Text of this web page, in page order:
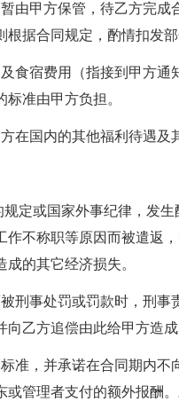
由甲方保管，待乙方完成
据合同规定，酌情扣发部
食宿费用（指接到甲方通
准由甲方负担。
在国内的其他福利待遇及
定或国家外事纪律，发
不称职等原因而被遣返
的其它经济损失。
刑事处罚或罚款时，刑事
乙方追偿由此给甲方造成
准，并承诺在合同期内不
管理者支付的额外报酬